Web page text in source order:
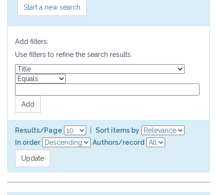
Start a new search
Add filters:
Use filters to refine the search results.
Results/Page
Sort items by
In order
Authors/record